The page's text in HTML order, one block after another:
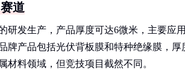
道
研发生产，产品厚度可达6微米，主要应
牌产品包括光伏背板膜和特种绝缘膜，
材料领域，但竞技项目截然不同。